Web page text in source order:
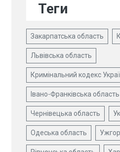
Теги
Закарпатська область
Львівська область
Кримінальний кодекс
Івано-Франківська область
Чернівецька область
Одеська область